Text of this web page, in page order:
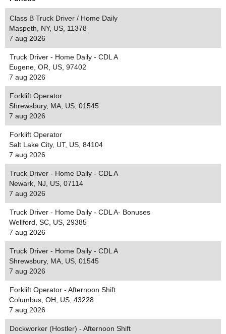
Class B Truck Driver / Home Daily
Maspeth, NY, US, 11378
7 aug 2026
Truck Driver - Home Daily - CDL A
Eugene, OR, US, 97402
7 aug 2026
Forklift Operator
Shrewsbury, MA, US, 01545
7 aug 2026
Forklift Operator
Salt Lake City, UT, US, 84104
7 aug 2026
Truck Driver - Home Daily - CDL A
Newark, NJ, US, 07114
7 aug 2026
Truck Driver - Home Daily - CDL A- Bonuses
Wellford, SC, US, 29385
7 aug 2026
Truck Driver - Home Daily - CDL A
Shrewsbury, MA, US, 01545
7 aug 2026
Forklift Operator - Afternoon Shift
Columbus, OH, US, 43228
7 aug 2026
Dockworker (Hostler) - Afternoon Shift